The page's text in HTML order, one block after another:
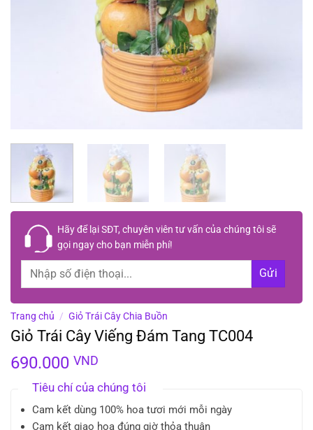
Hãy để lạiSĐT, chuyên viên tư vấn của chúng tôi sẽ
gọi ngay cho bạn miễn phí!
Trang chủ / Giỏ Trái Cây Chia Buồn
Giỏ Trái Cây Viếng Đám Tang TC004
690.000 VND
Tiêu chí của chúng tôi
Cam kết dùng 100% hoa tươi mới mỗi ngày
Cam kết giao hoa đúng giờ thỏa thuận